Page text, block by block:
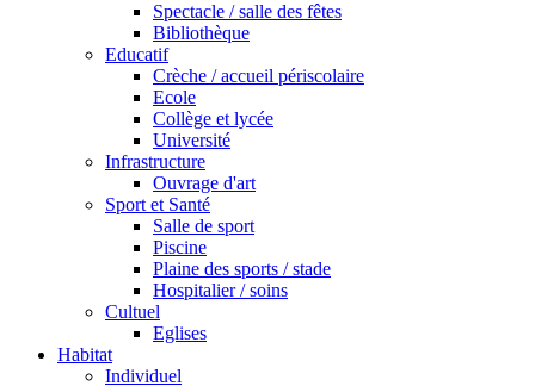
Spectacle / salle des fêtes
Bibliothèque
Educatif
Crèche / accueil périscolaire
Ecole
Collège et lycée
Université
Infrastructure
Ouvrage d'art
Sport et Santé
Salle de sport
Piscine
Plaine des sports / stade
Hospitalier / soins
Cultuel
Eglises
Habitat
Individuel